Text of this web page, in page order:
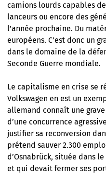
camions lourds capables
lanceurs ou encore des
l’année prochaine. Du
européens. C’est donc un
dans le domaine de la
Seconde Guerre mondiale.
Le capitalisme en crise se
Volkswagen en est un
allemand connaît une
d’une concurrence
justifier sa reconversion
prétend sauver 2.300
d’Osnabrück, située dans
et qui devait fermer ses